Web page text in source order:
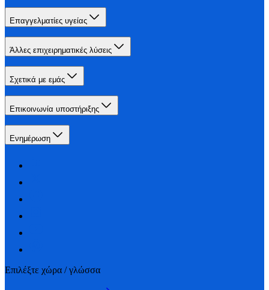
Επαγγελματίες υγείας
Άλλες επιχειρηματικές λύσεις
Σχετικά με εμάς
Επικοινωνία υποστήριξης
Ενημέρωση
Επιλέξτε χώρα / γλώσσα